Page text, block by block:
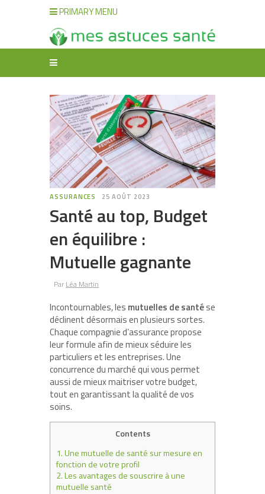
PRIMARY MENU
ASSURANCES 25 AOÛT 2023
Santé au top, Budget
en équilibre :
Mutuelle gagnante
Par Léa Martin
Incontournables, les mutuelles de santése
déclinent désormais en plusieurs sortes.
Chaque compagnie d’assurance propose
leur formule afin de mieux séduire les
particuliers et les entreprises. Une
concurrence du marché qui vous permet
aussi de mieux maitriser votre budget,
tout en garantissant la qualité de vos
soins.
Contents
1.Une mutuelle de santé sur mesure en
fonction de votre profil
2.Les avantages de souscrire à une
mutuelle santé